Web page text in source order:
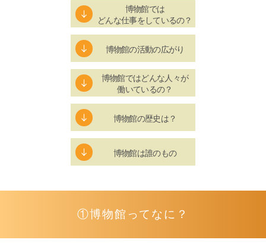
博物館では
どんな仕事をしているの？
博物館の活動の広がり
博物館ではどんな人々が
働いているの？
博物館の歴史は？
博物館は誰のもの
①博物館ってなに？